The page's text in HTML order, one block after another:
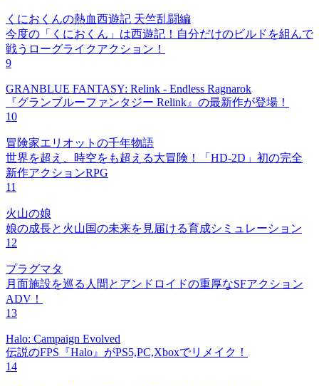
くにおくんの熱血西遊記 天竺乱闘編
今度の「くにおくん」は西遊記！自分だけのビルドを組んで
戦うローグライクアクション！
9
GRANBLUE FANTASY: Relink - Endless Ragnarok
『グランブルーファンタジー Relink』の最新作が登場！
10
冒険家エリオットの千年物語
世界を超え、時空をも超える大冒険！「HD-2D」初の完全
新作アクションRPG
11
火山の娘
娘の成長と火山国の未来を見届ける育成シミュレーション
12
プラグマタ
月面施設を巡る人間とアンドロイドの重厚なSFアクション
ADV！
13
Halo: Campaign Evolved
伝説のFPS『Halo』がPS5,PC,Xboxでリメイク！
14